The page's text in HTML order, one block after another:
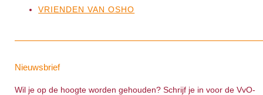
VRIENDEN VAN OSHO
Nieuwsbrief
Wil je op de hoogte worden gehouden? Schrijf je in voor de VvO-